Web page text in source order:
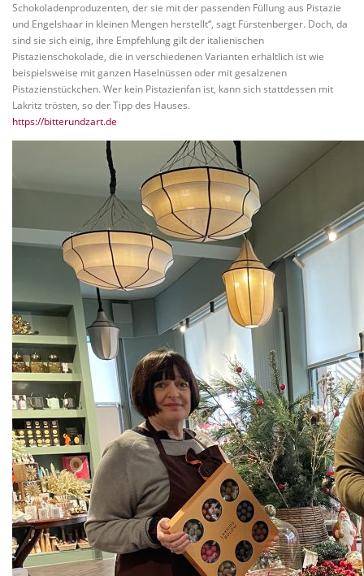
Schokoladenproduzenten, der sie mit der passenden Füllung aus Pistazie
und Engelshaar in kleinen Mengen herstellt“, sagt Fürstenberger. Doch, da
sind sie sich einig, ihre Empfehlung gilt der italienischen
Pistazienschokolade, die in verschiedenen Varianten erhältlich ist wie
beispielsweise mit ganzen Haselnüssen oder mit gesalzenen
Pistazienstückchen. Wer kein Pistazienfan ist, kann sich stattdessen mit
Lakritz trösten, so der Tipp des Hauses.
https://bitterundzart.de